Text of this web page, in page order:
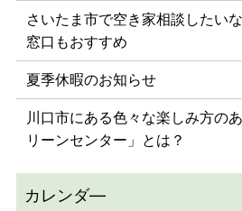
さいたま市で空き家相談したい
窓口もおすすめ
夏季休暇のお知らせ
川口市にある色々な楽しみ方の
リーンセンター」とは？